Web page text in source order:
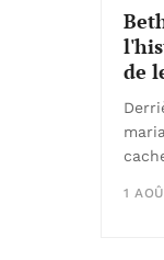
de
1